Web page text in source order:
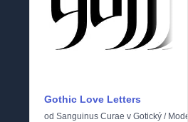
Gothic Love Letters
od Sanguinus Curae v Gotický /